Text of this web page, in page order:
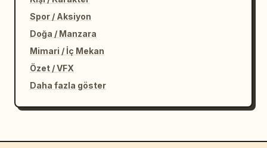
Spor / Aksiyon
Doğa / Manzara
Mimari / İç Mekan
Özet / VFX
Daha fazla göster